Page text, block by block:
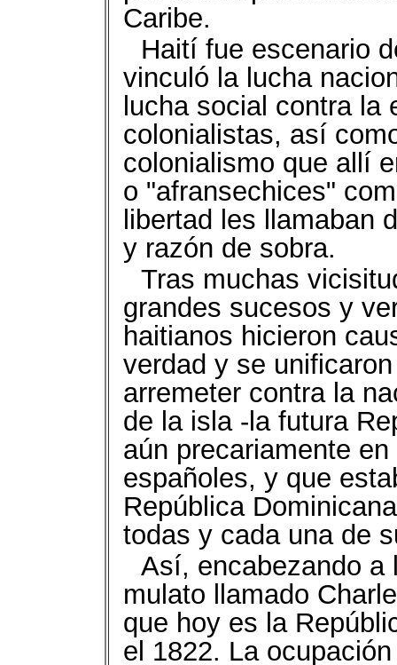
Caribe.
Haití fue escenario
vinculó la lucha
lucha social contra
colonialistas, así
colonialismo que allí
o "afransechices"
libertad les llamaban
y razón de sobra.
Tras muchas
grandes sucesos y
haitianos hicieron
verdad y se
arremeter contra la
de la isla -la futura
aún precariamente
españoles, y que
República
todas y cada una de
Así, encabezando a
mulato llamado
que hoy es la
el 1822. La